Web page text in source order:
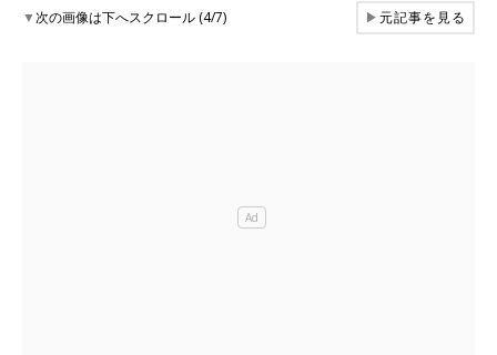
▼次の画像は下へスクロール (4/7) ▶元記事を見る